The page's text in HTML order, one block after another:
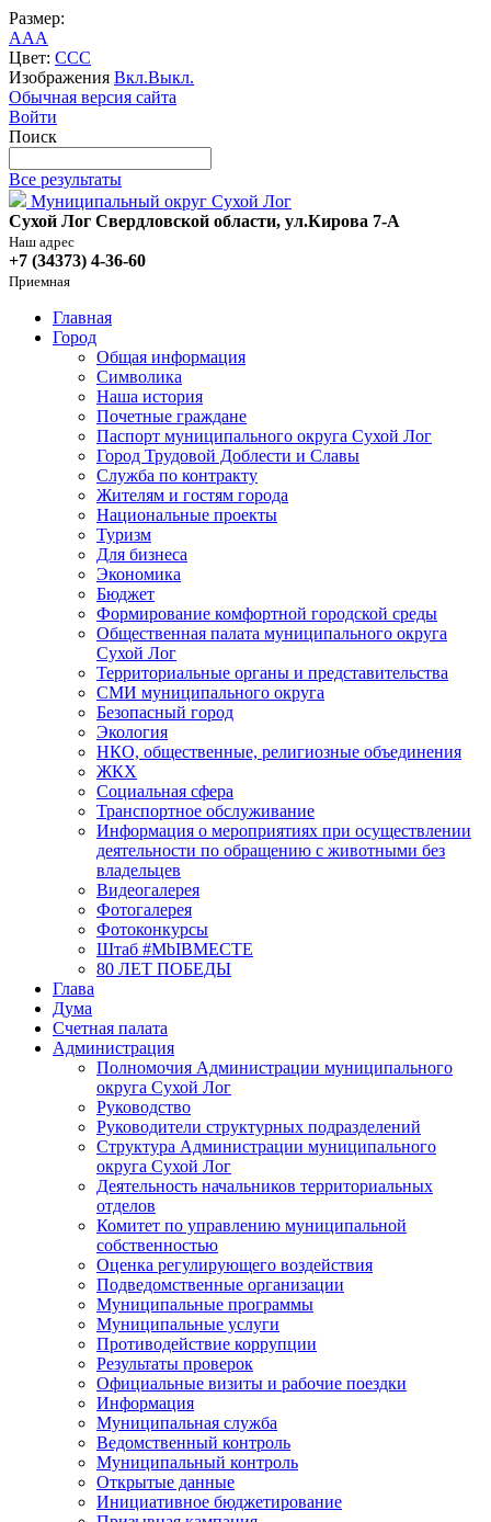
Размер:
AAA
Цвет: CCC
Изображения Вкл.Выкл.
Обычная версия сайта
Войти
Поиск
Все результаты
Муниципальный округ Сухой Лог
Сухой Лог Свердловской области, ул.Кирова 7-А
Наш адрес
+7 (34373) 4-36-60
Приемная
Главная
Город
Общая информация
Символика
Наша история
Почетные граждане
Паспорт муниципального округа Сухой Лог
Город Трудовой Доблести и Славы
Служба по контракту
Жителям и гостям города
Национальные проекты
Туризм
Для бизнеса
Экономика
Бюджет
Формирование комфортной городской среды
Общественная палата муниципального округа
Сухой Лог
Территориальные органы и представительства
СМИ муниципального округа
Безопасный город
Экология
НКО, общественные, религиозные объединения
ЖКХ
Социальная сфера
Транспортное обслуживание
Информация о мероприятиях при осуществлении
деятельности по обращению с животными без
владельцев
Видеогалерея
Фотогалерея
Фотоконкурсы
Штаб #MbIBMECTE
80 ЛЕТ ПОБЕДЫ
Глава
Дума
Счетная палата
Администрация
Полномочия Администрации муниципального
округа Сухой Лог
Руководство
Руководители структурных подразделений
Структура Администрации муниципального
округа Сухой Лог
Деятельность начальников территориальных
отделов
Комитет по управлению муниципальной
собственностью
Оценка регулирующего воздействия
Подведомственные организации
Муниципальные программы
Муниципальные услуги
Противодействие коррупции
Результаты проверок
Официальные визиты и рабочие поездки
Информация
Муниципальная служба
Ведомственный контроль
Муниципальный контроль
Открытые данные
Инициативное бюджетирование